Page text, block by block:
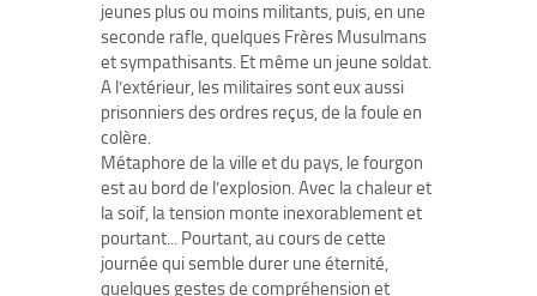
jeunes plus ou moins militants, puis, en une
seconde rafle, quelques Frères Musulmans
et sympathisants. Et même un jeune soldat.
A l’extérieur, les militaires sont eux aussi
prisonniers des ordres reçus, de la foule en
colère.
Métaphore de la ville et du pays, le fourgon
est au bord de l’explosion. Avec la chaleur et
la soif, la tension monte inexorablement et
pourtant... Pourtant, au cours de cette
journée qui semble durer une éternité,
quelques gestes de compréhension et